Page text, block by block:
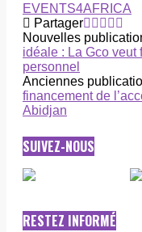
EVENTS4AFRICA
Partager
Nouvelles
idéale : La Gco veut
personnel
Anciennes
financement de
Abidjan
SUIVEZ-NOUS
RESTEZ INFORMÉ